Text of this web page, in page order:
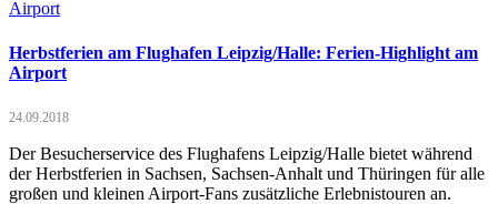
Herbstferien am Flughafen Leipzig/Halle: Ferien-Highlight am
Airport
24.09.2018
Der Besucherservice des Flughafens Leipzig/Halle bietet während
der Herbstferien in Sachsen, Sachsen-Anhalt und Thüringen für alle
großen und kleinen Airport-Fans zusätzliche Erlebnistouren an.